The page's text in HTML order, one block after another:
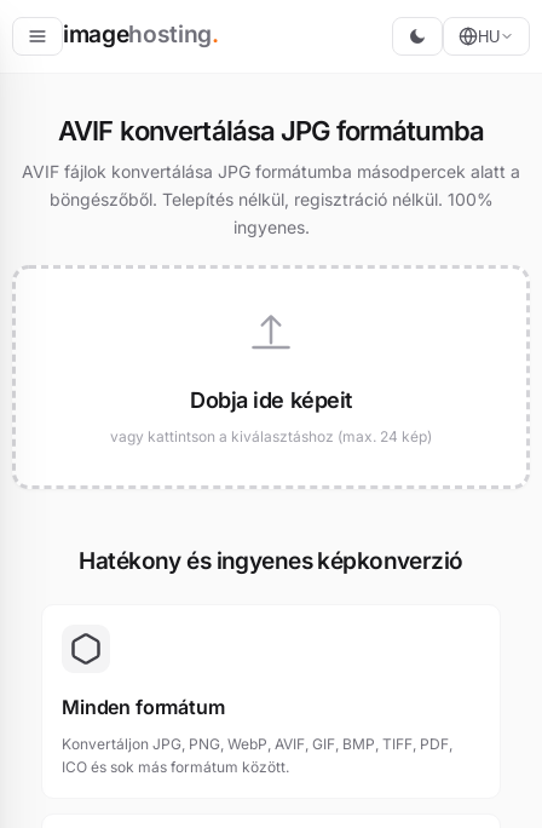
imagehosting.
Átméretezés
HU
AVIF konvertálása JPG formátumba
AVIF fájlok konvertálása JPG formátumba másodpercek alatt a
böngészőből. Telepítés nélkül, regisztráció nélkül. 100%
ingyenes.
Dobja ide képeit
vagy kattintson a kiválasztáshoz (max. 24 kép)
Hatékony és ingyenes képkonverzió
Minden formátum
Konvertáljon JPG, PNG, WebP, AVIF, GIF, BMP, TIFF, PDF,
ICO és sok más formátum között.